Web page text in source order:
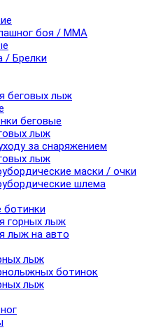
боя / ММА
/ Брелки
беговых лыж
беговые
лыж
за снаряжением
лыж
маски / очки
шлема
горных лыж
лыж на авто
лыж
ботинок
лыж